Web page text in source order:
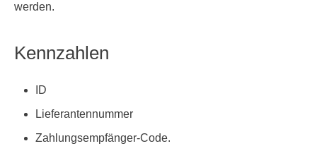
werden.
Kennzahlen
ID
Lieferantennummer
Zahlungsempfänger-Code.